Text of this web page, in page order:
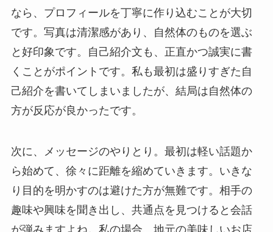
なら、プロフィールを丁寧に作り込むことが大切
です。写真は清潔感があり、自然体のものを選ぶ
と好印象です。自己紹介文も、正直かつ誠実に書
くことがポイントです。私も最初は盛りすぎた自
己紹介を書いてしまいましたが、結局は自然体の
方が反応が良かったです。
次に、メッセージのやりとり。最初は軽い話題か
ら始めて、徐々に距離を縮めていきます。いきな
り目的を明かすのは避けた方が無難です。相手の
趣味や興味を聞き出し、共通点を見つけると会話